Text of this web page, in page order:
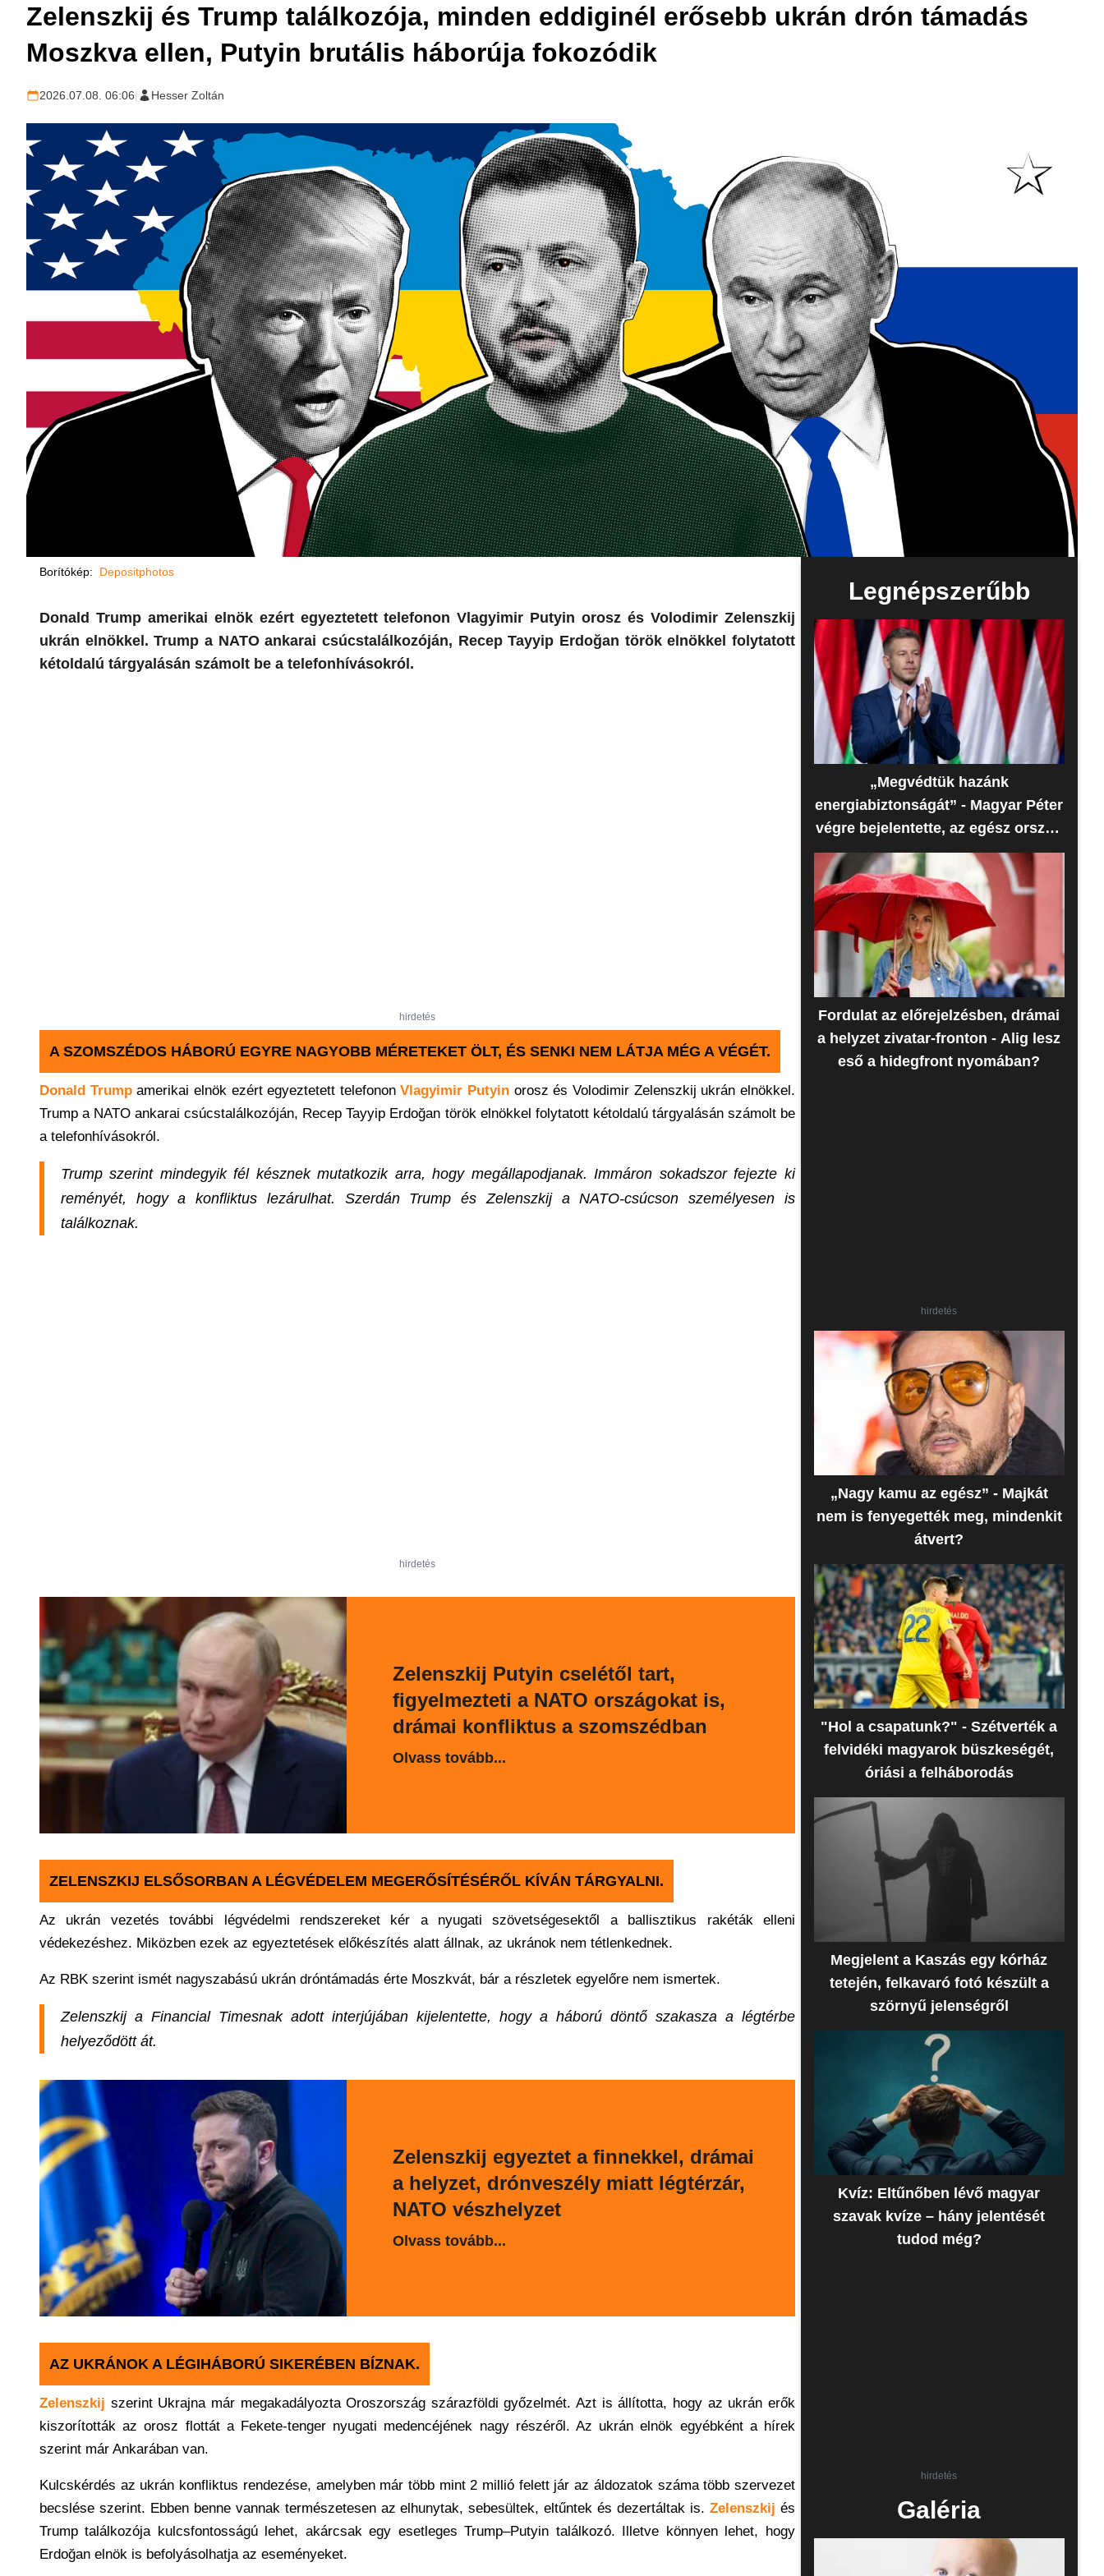
Zelenszkij és Trump találkozója, minden eddiginél erősebb ukrán drón támadás
Moszkva ellen, Putyin brutális háborúja fokozódik
2026.07.08. 06:06| Hesser Zoltán
Borítókép: Depositphotos
Donald Trump amerikai elnök ezért egyeztetett telefonon Vlagyimir Putyin orosz és Volodimir Zelenszkij
ukrán elnökkel. Trump a NATO ankarai csúcstalálkozóján, Recep Tayyip Erdoğan török elnökkel folytatott
kétoldalú tárgyalásán számolt be a telefonhívásokról.
hirdetés
A SZOMSZÉDOS HÁBORÚ EGYRE NAGYOBB MÉRETEKET ÖLT, ÉS SENKI NEM LÁTJA MÉG A VÉGÉT.
Donald Trumpamerikai elnök ezért egyeztetett telefononVlagyimir Putyin orosz és Volodimir Zelenszkij ukrán elnökkel.
Trump a NATO ankarai csúcstalálkozóján, Recep Tayyip Erdoğan török elnökkel folytatott kétoldalú tárgyalásán számolt be
a telefonhívásokról.
Trump szerint mindegyik fél késznek mutatkozik arra, hogy megállapodjanak. Immáron sokadszor fejezte ki
reményét, hogy a konfliktus lezárulhat. Szerdán Trump és Zelenszkij a NATO-csúcson személyesen is
találkoznak.
hirdetés
Zelenszkij Putyin cselétől tart,
figyelmezteti a NATO országokat is,
drámai konfliktus a szomszédban
Olvass tovább...
ZELENSZKIJ ELSŐSORBAN A LÉGVÉDELEM MEGERŐSÍTÉSÉRŐL KÍVÁN TÁRGYALNI.
Az ukrán vezetés további légvédelmi rendszereket kér a nyugati szövetségesektől a ballisztikus rakéták elleni
védekezéshez. Miközben ezek az egyeztetések előkészítés alatt állnak, az ukránok nem tétlenkednek.
Az RBK szerint ismét nagyszabású ukrán dróntámadás érte Moszkvát, bár a részletek egyelőre nem ismertek.
Zelenszkij a Financial Timesnak adott interjújában kijelentette, hogy a háború döntő szakasza a légtérbe
helyeződött át.
Zelenszkij egyeztet a finnekkel, drámai
a helyzet, drónveszély miatt légtérzár,
NATO vészhelyzet
Olvass tovább...
AZ UKRÁNOK A LÉGIHÁBORÚ SIKERÉBEN BÍZNAK.
Zelenszkij szerint Ukrajna már megakadályozta Oroszország szárazföldi győzelmét. Azt is állította, hogy az ukrán erők
kiszorították az orosz flottát a Fekete-tenger nyugati medencéjének nagy részéről. Az ukrán elnök egyébként a hírek
szerint már Ankarában van.
Kulcskérdés az ukrán konfliktus rendezése, amelyben már több mint 2 millió felett jár az áldozatok száma több szervezet
becslése szerint. Ebben benne vannak természetesen az elhunytak, sebesültek, eltűntek és dezertáltak is.Zelenszkij és
Trump találkozója kulcsfontosságú lehet, akárcsak egy esetleges Trump–Putyin találkozó. Illetve könnyen lehet, hogy
Erdoğan elnök is befolyásolhatja az eseményeket.
Legnépszerűbb
„Megvédtük hazánk
energiabiztonságát” - Magyar Péter
végre bejelentette, az egész ország
erre várt
Fordulat az előrejelzésben, drámai
a helyzet zivatar-fronton - Alig lesz
eső a hidegfront nyomában?
hirdetés
„Nagy kamu az egész” - Majkát
nem is fenyegették meg, mindenkit
átvert?
"Hol a csapatunk?" - Szétverték a
felvidéki magyarok büszkeségét,
óriási a felháborodás
Megjelent a Kaszás egy kórház
tetején, felkavaró fotó készült a
szörnyű jelenségről
Kvíz: Eltűnőben lévő magyar
szavak kvíze – hány jelentését
tudod még?
hirdetés
Galéria